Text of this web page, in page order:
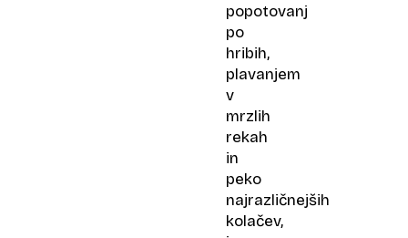
popotovanj
po
hribih,
plavanjem
v
mrzlih
rekah
in
peko
najrazličnejših
kolačev,